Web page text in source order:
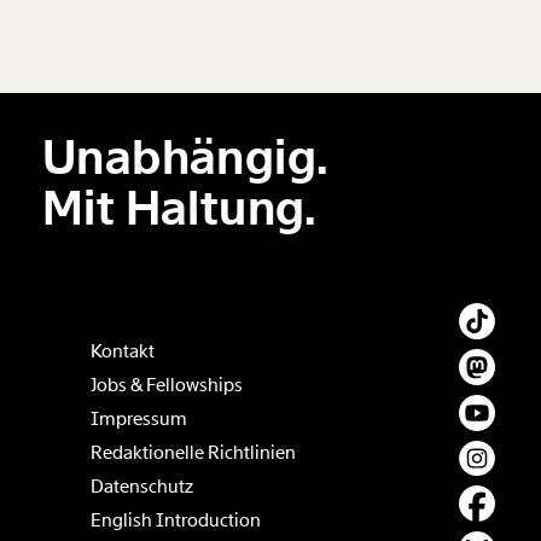
Unabhängig.
Mit Haltung.
Kontakt
Jobs & Fellowships
Impressum
Redaktionelle Richtlinien
Datenschutz
English Introduction